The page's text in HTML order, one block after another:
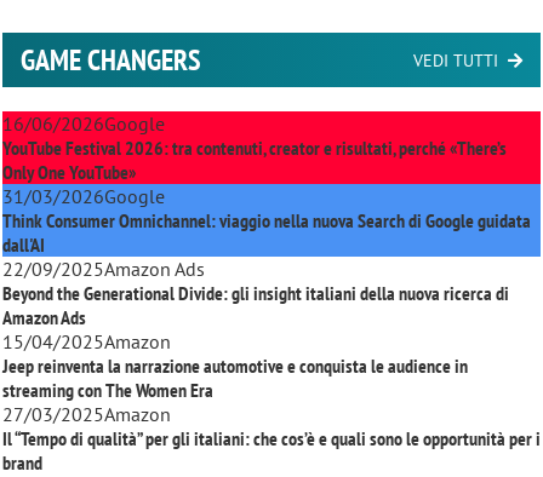
GAME CHANGERS VEDI TUTTI
16/06/2026Google
YouTube Festival 2026: tra contenuti, creator e risultati, perché «There’s
Only One YouTube»
31/03/2026Google
Think Consumer Omnichannel: viaggio nella nuova Search di Google guidata
dall'AI
22/09/2025Amazon Ads
Beyond the Generational Divide: gli insight italiani della nuova ricerca di
Amazon Ads
15/04/2025Amazon
Jeep reinventa la narrazione automotive e conquista le audience in
streaming conThe Women Era
27/03/2025Amazon
Il “Tempo di qualità” per gli italiani: che cos’è e quali sono le opportunità per i
brand